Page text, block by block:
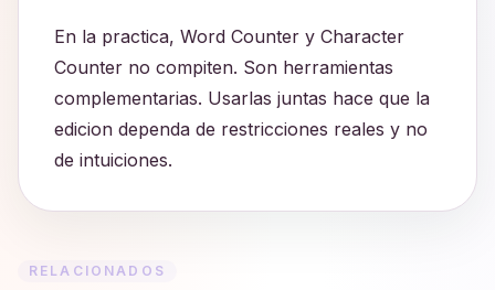
En la practica, Word Counter y Character
Counter no compiten. Son herramientas
complementarias. Usarlas juntas hace que la
edicion dependa de restricciones reales y no
de intuiciones.
RELACIONADOS